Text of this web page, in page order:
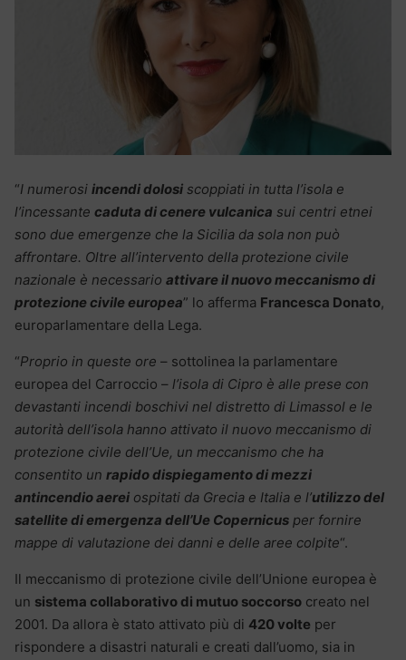
“I numerosi incendi dolosi scoppiati in tutta l’isola e
l’incessante caduta di cenere vulcanica sui centri etnei
sono due emergenze che la Sicilia da sola non può
affrontare. Oltre all’intervento della protezione civile
nazionale è necessario attivare il nuovo meccanismo di
protezione civile europea” lo afferma Francesca Donato,
europarlamentare della Lega.
“Proprio in queste ore – sottolinea la parlamentare
europea del Carroccio – l’isola di Cipro è alle prese con
devastanti incendi boschivi nel distretto di Limassol e le
autorità dell’isola hanno attivato il nuovo meccanismo di
protezione civile dell’Ue, un meccanismo che ha
consentito un rapido dispiegamento di mezzi
antincendio aerei ospitati da Grecia e Italia e l’utilizzo del
satellite di emergenza dell’Ue Copernicus per fornire
mappe di valutazione dei danni e delle aree colpite“.
Il meccanismo di protezione civile dell’Unione europea è
un sistema collaborativo di mutuo soccorso creato nel
2001. Da allora è stato attivato più di 420 volte per
rispondere a disastri naturali e creati dall’uomo, sia in